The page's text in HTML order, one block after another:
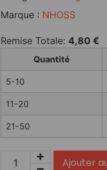
Marque : NHOSS
Remise Totale: 4,80 €
Quantité
5-10
11-20
21-50
Ajouter